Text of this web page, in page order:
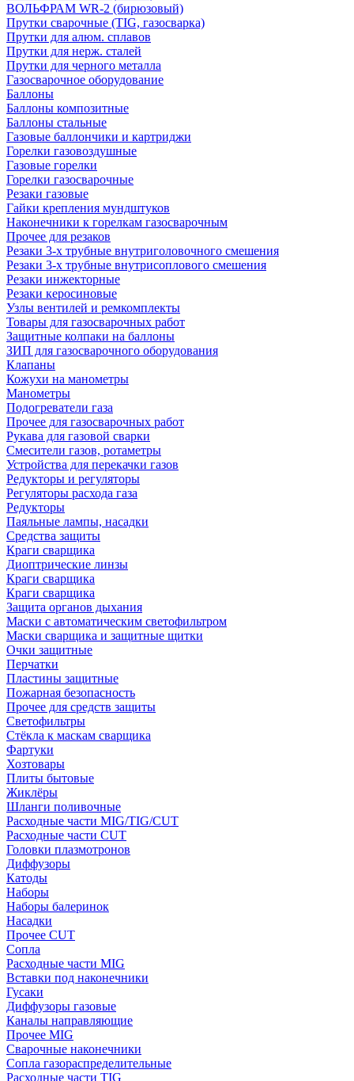
ВОЛЬФРАМ WR-2 (бирюзовый)
Прутки сварочные (TIG, газосварка)
Прутки для алюм. сплавов
Прутки для нерж. сталей
Прутки для черного металла
Газосварочное оборудование
Баллоны
Баллоны композитные
Баллоны стальные
Газовые баллончики и картриджи
Горелки газовоздушные
Газовые горелки
Горелки газосварочные
Резаки газовые
Гайки крепления мундштуков
Наконечники к горелкам газосварочным
Прочее для резаков
Резаки 3-х трубные внутриголовочного смешения
Резаки 3-х трубные внутрисоплового смешения
Резаки инжекторные
Резаки керосиновые
Узлы вентилей и ремкомплекты
Товары для газосварочных работ
Защитные колпаки на баллоны
ЗИП для газосварочного оборудования
Клапаны
Кожухи на манометры
Манометры
Подогреватели газа
Прочее для газосварочных работ
Рукава для газовой сварки
Смесители газов, ротаметры
Устройства для перекачки газов
Редукторы и регуляторы
Регуляторы расхода газа
Редукторы
Паяльные лампы, насадки
Средства защиты
Краги сварщика
Диоптрические линзы
Краги сварщика
Краги сварщика
Защита органов дыхания
Маски с автоматическим светофильтром
Маски сварщика и защитные щитки
Очки защитные
Перчатки
Пластины защитные
Пожарная безопасность
Прочее для средств защиты
Светофильтры
Стёкла к маскам сварщика
Фартуки
Хозтовары
Плиты бытовые
Жиклёры
Шланги поливочные
Расходные части MIG/TIG/CUT
Расходные части CUT
Головки плазмотронов
Диффузоры
Катоды
Наборы
Наборы балеринок
Насадки
Прочее CUT
Сопла
Расходные части MIG
Вставки под наконечники
Гусаки
Диффузоры газовые
Каналы направляющие
Прочее MIG
Сварочные наконечники
Сопла газораспределительные
Расходные части TIG